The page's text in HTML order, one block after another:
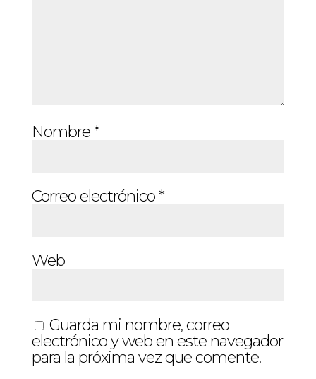
Nombre*
Correo electrónico*
Web
Guarda mi nombre, correo
electrónico y web en este navegador
para la próxima vez que comente.